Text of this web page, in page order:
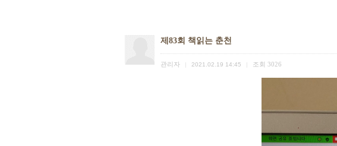
제83회 책읽는 춘천
관리자 2021.02.19 14:45 조회 3026